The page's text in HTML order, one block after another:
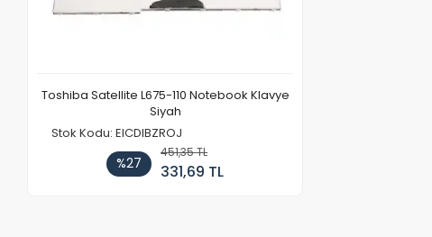
Toshiba Satellite L675-110 Notebook Klavye
Siyah
Stok Kodu: EICDIBZROJ
%27
451,35 TL
331,69 TL